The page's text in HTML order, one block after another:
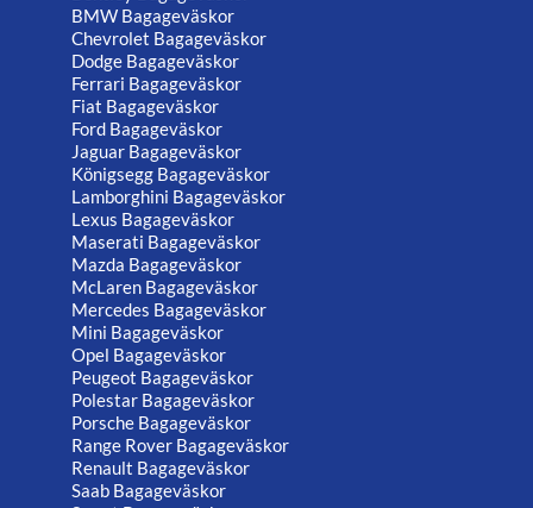
BMW Bagageväskor
Chevrolet Bagageväskor
Dodge Bagageväskor
Ferrari Bagageväskor
Fiat Bagageväskor
Ford Bagageväskor
Jaguar Bagageväskor
Königsegg Bagageväskor
Lamborghini Bagageväskor
Lexus Bagageväskor
Maserati Bagageväskor
Mazda Bagageväskor
McLaren Bagageväskor
Mercedes Bagageväskor
Mini Bagageväskor
Opel Bagageväskor
Peugeot Bagageväskor
Polestar Bagageväskor
Porsche Bagageväskor
Range Rover Bagageväskor
Renault Bagageväskor
Saab Bagageväskor